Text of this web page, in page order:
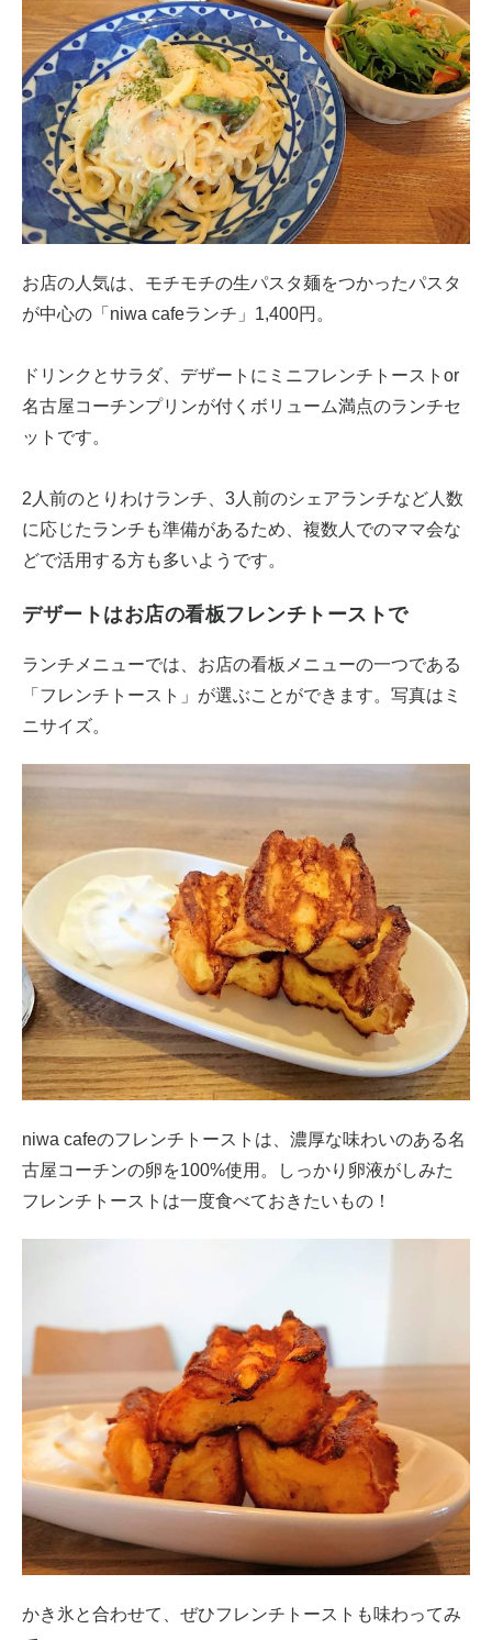
お店の人気は、モチモチの生パスタ麺をつかったパスタ
が中心の「niwa cafeランチ」1,400円。
ドリンクとサラダ、デザートにミニフレンチトーストor
名古屋コーチンプリンが付くボリューム満点のランチセ
ットです。
2人前のとりわけランチ、3人前のシェアランチなど人数
に応じたランチも準備があるため、複数人でのママ会な
どで活用する方も多いようです。
デザートはお店の看板フレンチトーストで
ランチメニューでは、お店の看板メニューの一つである
「フレンチトースト」が選ぶことができます。写真はミ
ニサイズ。
niwa cafeのフレンチトーストは、濃厚な味わいのある名
古屋コーチンの卵を100%使用。しっかり卵液がしみた
フレンチトーストは一度食べておきたいもの！
かき氷と合わせて、ぜひフレンチトーストも味わってみ